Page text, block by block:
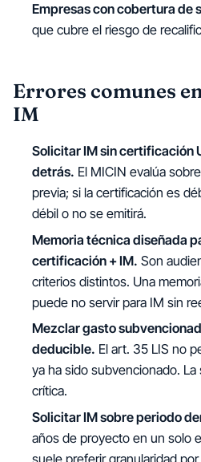
Empresas con cobertura de
que cubre el riesgo de
Errores comunes
IM
Solicitar IM sin certificación
detrás. El MICIN evalúa
previa; si la certificación es
débil o no se emitirá.
Memoria técnica diseñada
certificación + IM. Son
criterios distintos. Una
puede no servir para IM sin
Mezclar gasto
deducible. El art. 35 LIS no
ya ha sido subvencionado.
crítica.
Solicitar IM sobre periodo
años de proyecto en un solo
suele preferir granularidad